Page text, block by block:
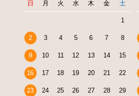
日 月 火 水 木 金 土
1
2 3 4 5 6 7 8
9 10 11 12 13 14 15
16 17 18 19 20 21 22
23 24 25 26 27 28 29